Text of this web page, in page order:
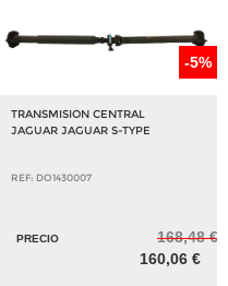
-5%
TRANSMISION CENTRAL
JAGUAR JAGUAR S-TYPE
REF: DO1430007
PRECIO
168,48 €
160,06 €